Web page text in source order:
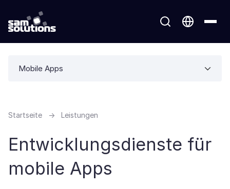
Mobile Apps
Startseite → Leistungen
Entwicklungsdienste für
mobile Apps